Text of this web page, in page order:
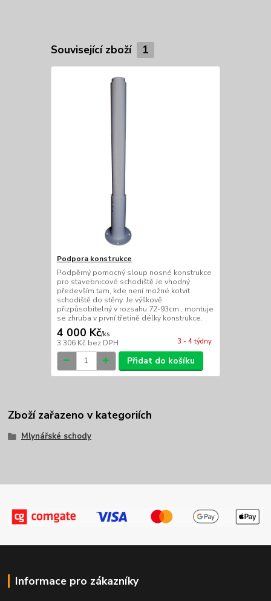
Související zboží 1
Podpora konstrukce
Podpěrný pomocný sloup nosné konstrukce
pro stavebnicové schodiště Je vhodný
především tam, kde není možné kotvit
schodiště do stěny. Je výškově
přizpůsobitelný v rozsahu 72-93cm , montuje
se zhruba v první třetině délky konstrukce.
4 000 Kč/ks
3 306 Kč bez DPH 3 - 4 týdny
Přidat do košíku
Zboží zařazeno v kategoriích
Mlynářské schody
Informace pro zákazníky